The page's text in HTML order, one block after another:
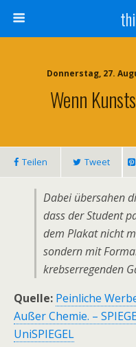
Donnerstag, 27.
Wenn
Teilen Tweet
Dabei übersahen
dass der Student
dem Plakat nicht
sondern mit
krebserregenden
Quelle: Peinliche
Außer Chemie. –
UniSPIEGEL